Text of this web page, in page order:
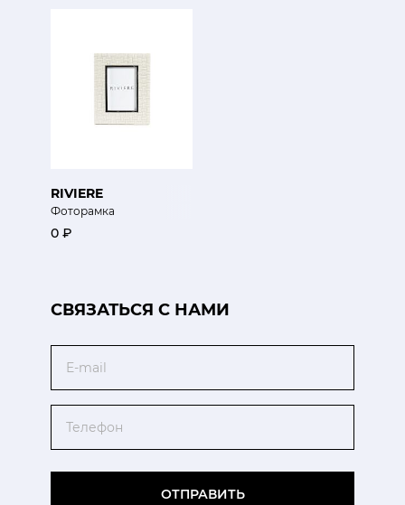
RIVIERE
Фоторамка
0 ₽
CВЯЗАТЬСЯ С НАМИ
ОТПРАВИТЬ